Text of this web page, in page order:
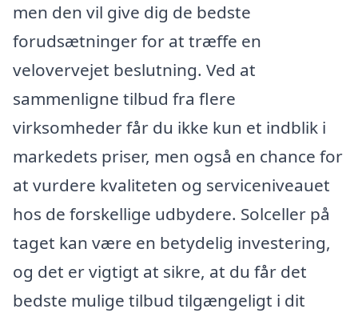
men den vil give dig de bedste
forudsætninger for at træffe en
velovervejet beslutning. Ved at
sammenligne tilbud fra flere
virksomheder får du ikke kun et indblik i
markedets priser, men også en chance for
at vurdere kvaliteten og serviceniveauet
hos de forskellige udbydere. Solceller på
taget kan være en betydelig investering,
og det er vigtigt at sikre, at du får det
bedste mulige tilbud tilgængeligt i dit